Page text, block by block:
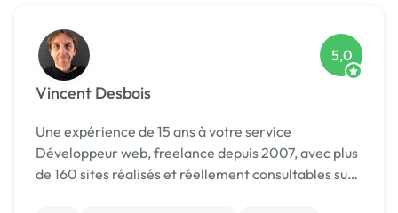
Vincent Desbois
5,0
Une expérience de 15 ans à votre service
Développeur web, freelance depuis 2007, avec plus
de 160 sites réalisés et réellement consultables sur